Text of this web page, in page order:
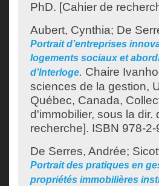
PhD. [Cahier de
Aubert, Cynthia; De
Portrait d’entreprises
logements sociaux et
d’Interloge. Chaire
sciences de la gestion,
Québec, Canada,
d'immobilier, sous la dir.
recherche]. ISBN 978-
De Serres, Andrée;
Portrait des pratiques en
propriétés immobilières